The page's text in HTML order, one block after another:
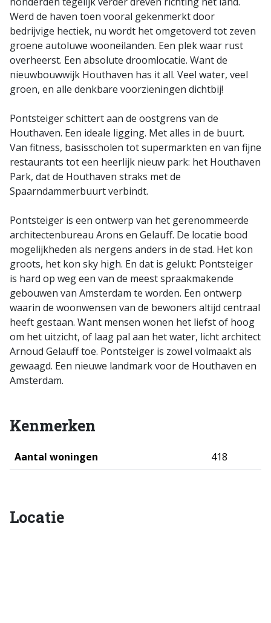
Werd de haven toen vooral gekenmerkt door
bedrijvige hectiek, nu wordt het omgetoverd tot zeven
groene autoluwe wooneilanden. Een plek waar rust
overheerst. Een absolute droomlocatie. Want de
nieuwbouwwijk Houthaven has it all. Veel water, veel
groen, en alle denkbare voorzieningen dichtbij!
Pontsteiger schittert aan de oostgrens van de
Houthaven. Een ideale ligging. Met alles in de buurt.
Van fitness, basisscholen tot supermarkten en van fijne
restaurants tot een heerlijk nieuw park: het Houthaven
Park, dat de Houthaven straks met de
Spaarndammerbuurt verbindt.
Pontsteiger is een ontwerp van het gerenommeerde
architectenbureau Arons en Gelauff. De locatie bood
mogelijkheden als nergens anders in de stad. Het kon
groots, het kon sky high. En dat is gelukt: Pontsteiger
is hard op weg een van de meest spraakmakende
gebouwen van Amsterdam te worden. Een ontwerp
waarin de woonwensen van de bewoners altijd centraal
heeft gestaan. Want mensen wonen het liefst of hoog
om het uitzicht, of laag pal aan het water, licht architect
Arnoud Gelauff toe. Pontsteiger is zowel volmaakt als
gewaagd. Een nieuwe landmark voor de Houthaven en
Amsterdam.
Kenmerken
Aantal woningen 418
Locatie